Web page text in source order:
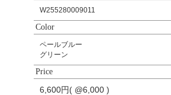
W255280009011
Color
ペールブルー
グリーン
Price
6,600円( @6,000 )